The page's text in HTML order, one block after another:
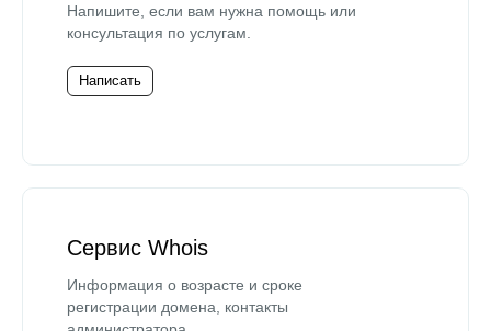
Напишите, если вам нужна помощь или
консультация по услугам.
Написать
Сервис Whois
Информация о возрасте и сроке
регистрации домена, контакты